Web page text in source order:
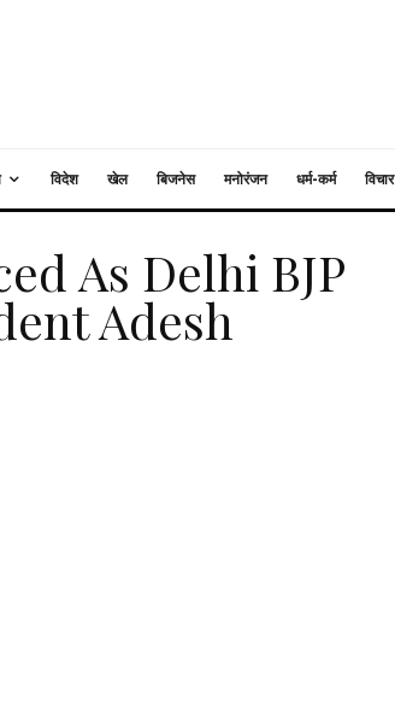
विदेश खेल बिजनेस मनोरंजन धर्म-कर्म विचार
As Delhi BJP
Adesh